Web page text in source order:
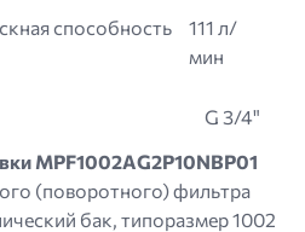
способность
111 л/
мин
G 3/4"
MPF1002AG2P10NBP01
(поворотного) фильтра
бак, типоразмер 1002